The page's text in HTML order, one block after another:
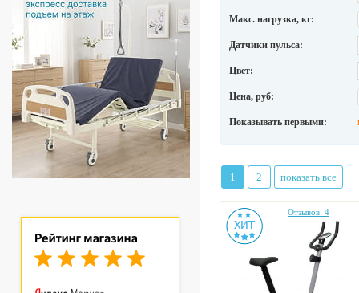
Макс. нагрузка, кг:
Датчики пульса:
Цвет:
Цена, руб:
Показывать первыми:
1 2 показать все
Отзывов: 4